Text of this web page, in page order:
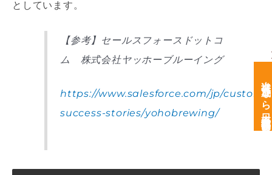
としています。
【参考】セールスフォースドットコ
ム 株式会社ヤッホーブルーイング
https://www.salesforce.com/jp/
success-stories/yohobrewing/
次世代育成なら日本経営開発研究所